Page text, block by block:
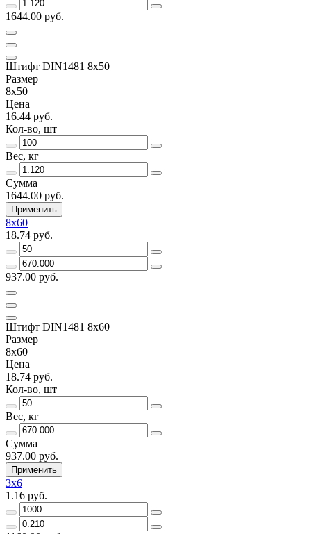
1644.00 руб.
Штифт DIN1481 8х50
Размер
8х50
Цена
16.44 руб.
Кол-во, шт
Вес, кг
Сумма
1644.00 руб.
Применить
8х60
18.74 руб.
937.00 руб.
Штифт DIN1481 8х60
Размер
8х60
Цена
18.74 руб.
Кол-во, шт
Вес, кг
Сумма
937.00 руб.
Применить
3х6
1.16 руб.